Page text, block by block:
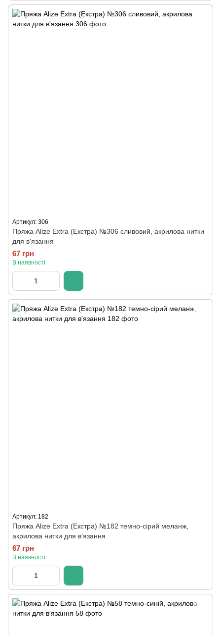
Артикул: 306
Пряжа Alize Extra (Екстра) №306 сливовий, акрилова нитки
для в'язання
67 грн
В наявності
Артикул: 182
Пряжа Alize Extra (Екстра) №182 темно-сірий меланж,
акрилова нитки для в'язання
67 грн
В наявності